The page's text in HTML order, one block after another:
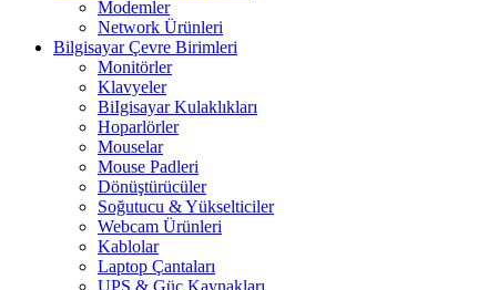
Modemler
Network Ürünleri
Bilgisayar Çevre Birimleri
Monitörler
Klavyeler
BiIgisayar Kulaklıkları
Hoparlörler
Mouselar
Mouse Padleri
Dönüştürücüler
Soğutucu & Yükselticiler
Webcam Ürünleri
Kablolar
Laptop Çantaları
UPS & Güç Kaynakları